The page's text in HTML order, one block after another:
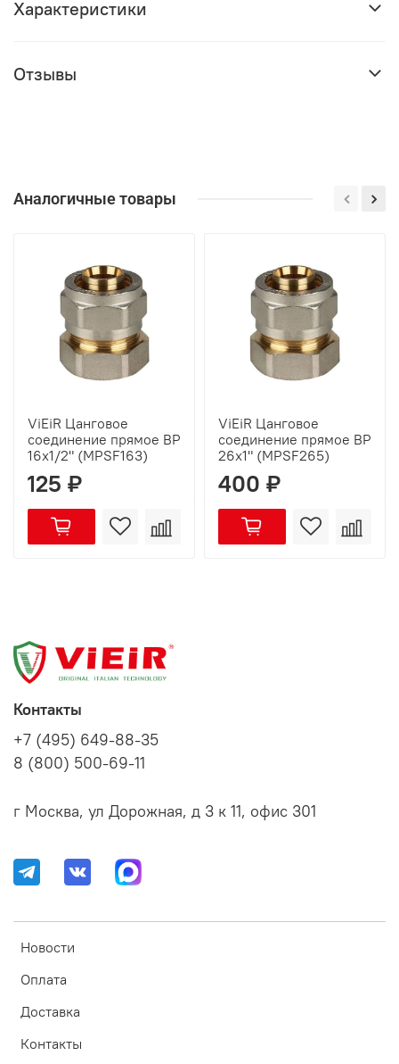
Характеристики
Отзывы
Аналогичные товары
ViEiR Цанговое
соединение прямое ВР
16х1/2" (MPSF163)
125 ₽
ViEiR Цанговое
соединение прямое ВР
26х1" (MPSF265)
400 ₽
Новости
Оплата
Доставка
Контакты
Контакты
+7 (495) 649-88-35
8 (800) 500-69-11
г Москва, ул Дорожная, д 3 к 11, офис 301